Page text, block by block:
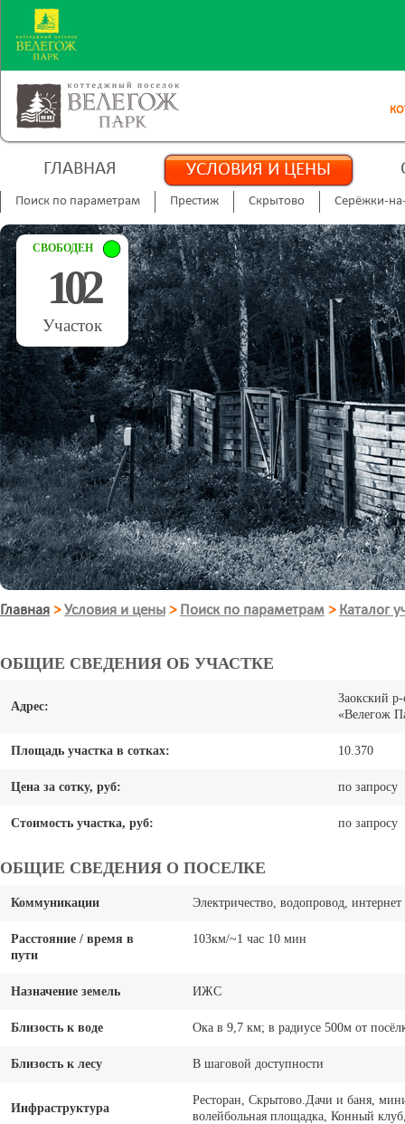
ГЛАВНАЯ УСЛОВИЯ И ЦЕНЫ
Поиск по параметрам Престиж Скрытово Серёжки-
Главная >Условия и цены > Поиск по параметрам > Каталог
СВОБОДЕН
102
Участок
ОБЩИЕ СВЕДЕНИЯ ОБ УЧАСТКЕ
Адрес:
Заокский
«Велегож
Площадь участка в сотках: 10.370
Цена за сотку, руб: по запросу
Стоимость участка, руб: по запросу
ОБЩИЕ СВЕДЕНИЯ О ПОСЕЛКЕ
Коммуникации Электричество, водопровод, интернет
Расстояние / время в
пути
103км/~1 час 10 мин
Назначение земель ИЖС
Близость к воде Ока в 9,7 км; в радиусе 500м от
Близость к лесу В шаговой доступности
Инфраструктура
Ресторан, Скрытово.Дачи и баня,
волейбольная площадка, Конный